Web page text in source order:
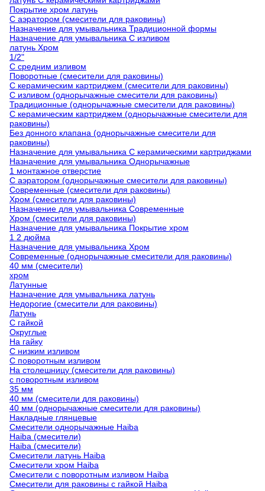
Покрытие хром латунь
С аэратором (смесители для раковины)
Назначение для умывальника Традиционной формы
Назначение для умывальника С изливом
латунь Хром
1/2"
С средним изливом
Поворотные (смесители для раковины)
С керамическим картриджем (смесители для раковины)
С изливом (однорычажные смесители для раковины)
Традиционные (однорычажные смесители для раковины)
С керамическим картриджем (однорычажные смесители для
раковины)
Без донного клапана (однорычажные смесители для
раковины)
Назначение для умывальника С керамическими картриджами
Назначение для умывальника Однорычажные
1 монтажное отверстие
С аэратором (однорычажные смесители для раковины)
Современные (смесители для раковины)
Хром (смесители для раковины)
Назначение для умывальника Современные
Хром (смесители для раковины)
Назначение для умывальника Покрытие хром
1 2 дюйма
Назначение для умывальника Хром
Современные (однорычажные смесители для раковины)
40 мм (смесители)
хром
Латунные
Назначение для умывальника латунь
Недорогие (смесители для раковины)
Латунь
С гайкой
Округлые
На гайку
С низким изливом
С поворотным изливом
На столешницу (смесители для раковины)
с поворотным изливом
35 мм
40 мм (смесители для раковины)
40 мм (однорычажные смесители для раковины)
Накладные глянцевые
Смесители однорычажные Haiba
Haiba (смесители)
Haiba (смесители)
Смесители латунь Haiba
Смесители хром Haiba
Смесители с поворотным изливом Haiba
Смесители для раковины с гайкой Haiba